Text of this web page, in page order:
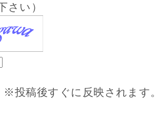
さい）
※投稿後すぐに反映されます